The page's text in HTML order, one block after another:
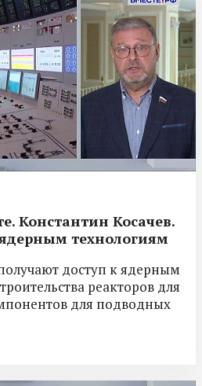
Константин Косачев.
технологиям
доступ к ядерным
реакторов для
для подводных